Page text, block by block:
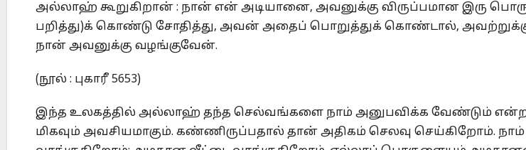
அல்லாஹ் கூறுகிறான் : நான் என் அடியானை, அவனுக்கு விருப்பமான இரு
பறித்து)க் கொண்டு சோதித்து, அவன் அதைப் பொறுத்துக் கொண்டால்,
நான் அவனுக்கு வழங்குவேன்.
(நூல் : புகாரீ 5653)
இந்த உலகத்தில் அல்லாஹ் தந்த செல்வங்களை நாம் அனுபவிக்க வேண்டும்
மிகவும் அவசியமாகும். கண்ணிருப்பதால் தான் அதிகம் செலவு செய்கிறோம்.